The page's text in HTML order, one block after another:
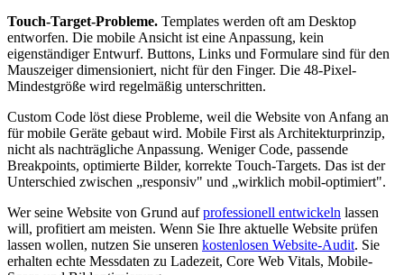
Touch-Target-Probleme. Templates werden oft am Desktop
entworfen. Die mobile Ansicht ist eine Anpassung, kein
eigenständiger Entwurf. Buttons, Links und Formulare sind für den
Mauszeiger dimensioniert, nicht für den Finger. Die 48-Pixel-
Mindestgröße wird regelmäßig unterschritten.
Custom Code löst diese Probleme, weil die Website von Anfang an
für mobile Geräte gebaut wird. Mobile First als Architekturprinzip,
nicht als nachträgliche Anpassung. Weniger Code, passende
Breakpoints, optimierte Bilder, korrekte Touch-Targets. Das ist der
Unterschied zwischen „responsiv" und „wirklich mobil-optimiert".
Wer seine Website von Grund aufprofessionell entwickeln lassen
will, profitiert am meisten. Wenn Sie Ihre aktuelle Website prüfen
lassen wollen, nutzen Sie unseren kostenlosen Website-Audit. Sie
erhalten echte Messdaten zu Ladezeit, Core Web Vitals, Mobile-